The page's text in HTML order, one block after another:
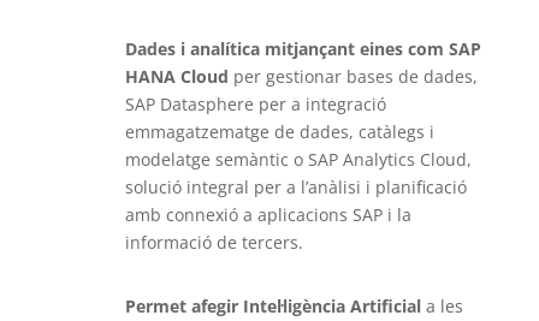
Dades i analítica mitjançant eines com SAP
HANA Cloud per gestionar bases de dades,
SAP Datasphere per a integració
emmagatzematge de dades, catàlegs i
modelatge semàntic o SAP Analytics Cloud,
solució integral per a l’anàlisi i planificació
amb connexió a aplicacions SAP i la
informació de tercers.
Permet afegir Intel·ligència Artificiala les